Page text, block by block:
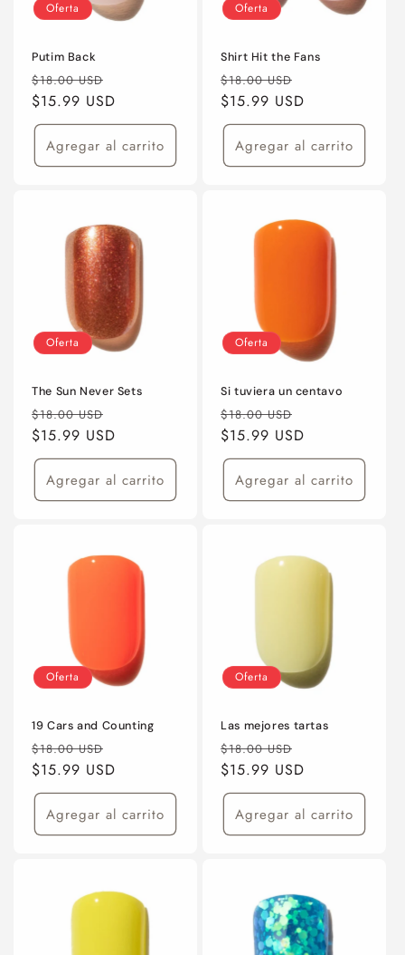
Oferta
Putim Back
Precio
habitual
$18.00 USD
de
oferta
$15.99 USD
Agregar al carrito
Oferta
Shirt Hit the Fans
Precio
habitual
$18.00 USD
de
oferta
$15.99 USD
Agregar al carrito
Oferta
The Sun Never Sets
Precio
habitual
$18.00 USD
de
oferta
$15.99 USD
Agregar al carrito
Oferta
Si tuviera un centavo
Precio
habitual
$18.00 USD
de
oferta
$15.99 USD
Agregar al carrito
Oferta
19 Cars and Counting
Precio
habitual
$18.00 USD
de
oferta
$15.99 USD
Agregar al carrito
Oferta
Las mejores tartas
Precio
habitual
$18.00 USD
de
oferta
$15.99 USD
Agregar al carrito